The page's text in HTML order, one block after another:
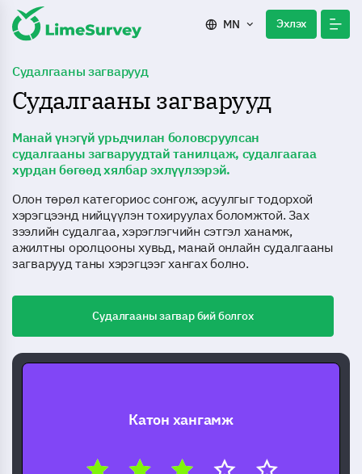
MN Эхлэх
Судалгааны загварууд
Судалгааны загварууд
Манай үнэгүй урьдчилан боловсруулсан
судалгааны загваруудтай танилцаж, судалгаагаа
хурдан бөгөөд хялбар эхлүүлээрэй.
Олон төрөл категориос сонгож, асуулгыг тодорхой
хэрэгцээнд нийцүүлэн тохируулах боломжтой. Зах
зээлийн судалгаа, хэрэглэгчийн сэтгэл ханамж,
ажилтны оролцооны хувьд, манай онлайн судалгааны
загварууд таны хэрэгцээг хангах болно.
Судалгааны загвар бий болгох
Катон хангамж